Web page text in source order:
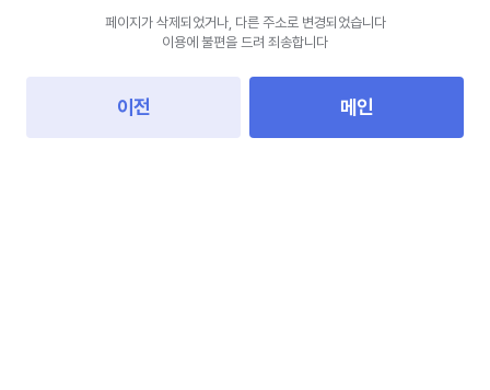
페이지가 삭제되었거나, 다른 주소로 변경되었습니다
이용에 불편을 드려 죄송합니다
이전 메인